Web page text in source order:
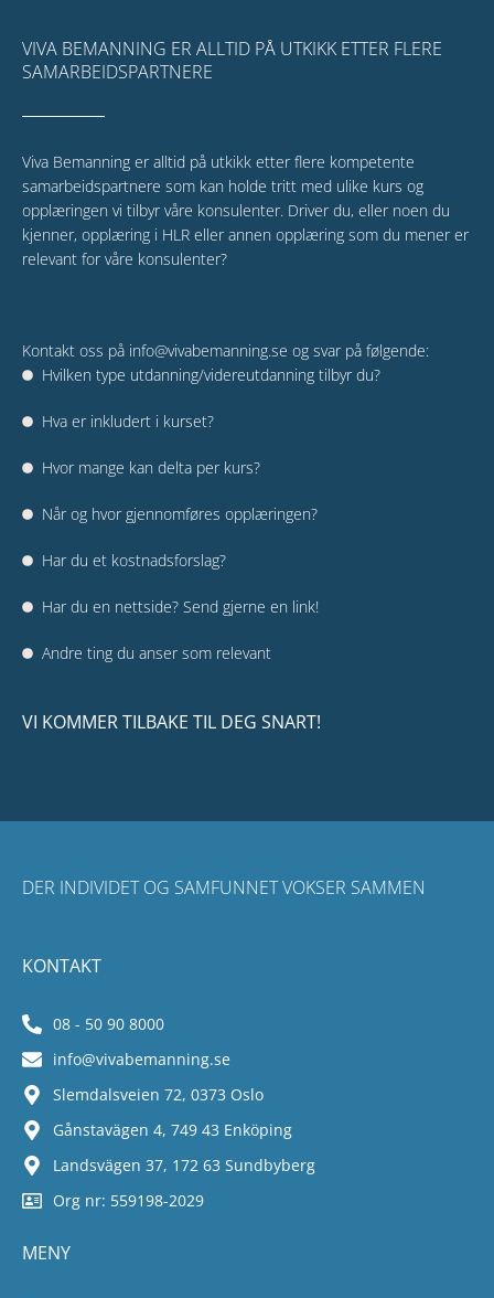
VIVA BEMANNING ER ALLTID PÅ UTKIKK ETTER FLERE
SAMARBEIDSPARTNERE
Viva Bemanning er alltid på utkikk etter flere kompetente
samarbeidspartnere som kan holde tritt med ulike kurs og
opplæringen vi tilbyr våre konsulenter. Driver du, eller noen du
kjenner, opplæring i HLR eller annen opplæring som du mener er
relevant for våre konsulenter?
Kontakt oss på info@vivabemanning.se og svar på følgende:
Hvilken type utdanning/videreutdanning tilbyr du?
Hva er inkludert i kurset?
Hvor mange kan delta per kurs?
Når og hvor gjennomføres opplæringen?
Har du et kostnadsforslag?
Har du en nettside? Send gjerne en link!
Andre ting du anser som relevant
VI KOMMER TILBAKE TIL DEG SNART!
DER INDIVIDET OG SAMFUNNET VOKSER SAMMEN
KONTAKT
08 - 50 90 8000
info@vivabemanning.se
Slemdalsveien 72, 0373 Oslo
Gånstavägen 4, 749 43 Enköping
Landsvägen 37, 172 63 Sundbyberg
Org nr: 559198-2029
MENY